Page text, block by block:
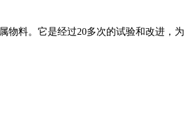
物料。它是经过20多次的试验和改进，为